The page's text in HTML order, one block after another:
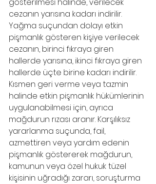
cezanın yarısına kadarı indirilir.
Yağma suçundan dolayı etkin
pişmanlık gösteren kişiye verilecek
cezanın, birinci fıkraya giren
hallerde yarısına, ikinci fıkraya giren
hallerde üçte birine kadarı indirilir.
Kısmen geri verme veya tazmin
halinde etkin pişmanlık hükümlerinin
uygulanabilmesi için, ayrıca
mağdurun rızası aranır. Karşılıksız
yararlanma suçunda, fail,
azmettiren veya yardım edenin
pişmanlık göstererek mağdurun,
kamunun veya özel hukuk tüzel
kişisinin uğradığı zararı, soruşturma